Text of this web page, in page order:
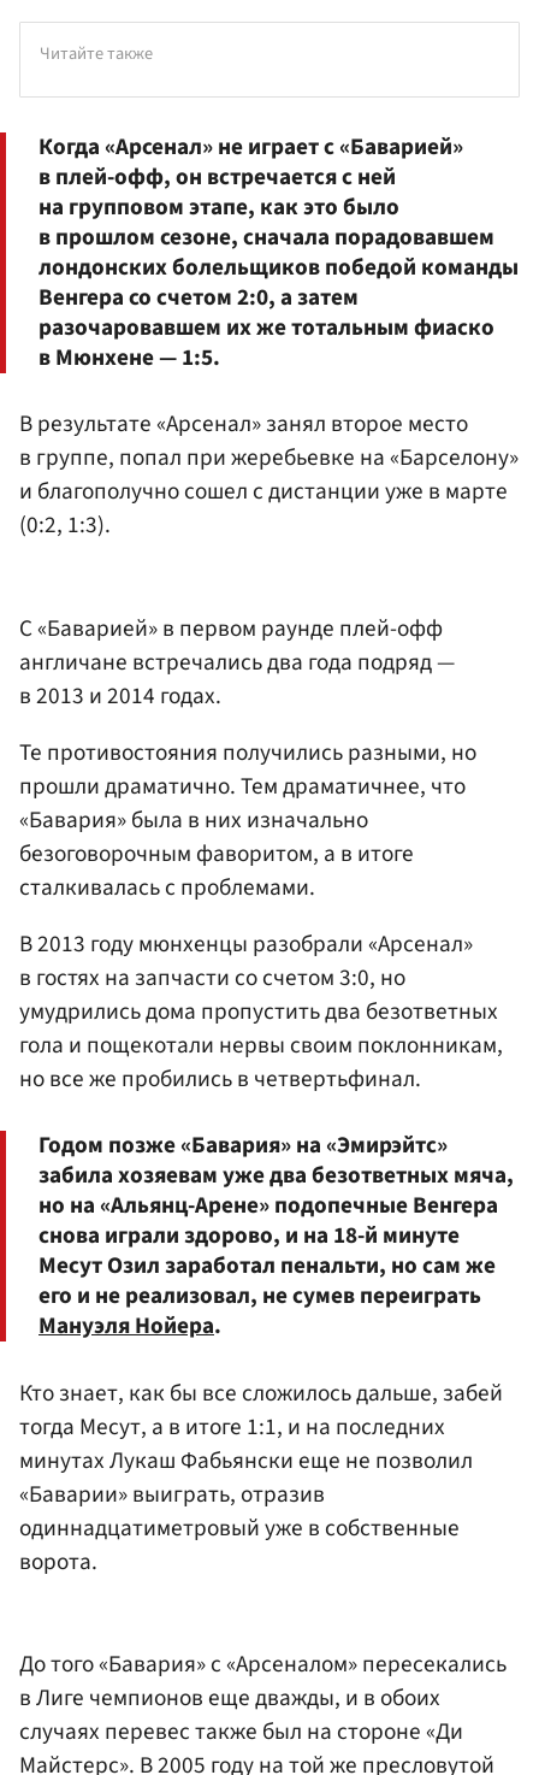
Читайте также
Когда «Арсенал» не играет с «Баварией»
в плей-офф, он встречается с ней
на групповом этапе, как это было
в прошлом сезоне, сначала порадовавшем
лондонских болельщиков победой команды
Венгера со счетом 2:0, а затем
разочаровавшем их же тотальным фиаско
в Мюнхене — 1:5.
В результате «Арсенал» занял второе место
в группе, попал при жеребьевке на «Барселону»
и благополучно сошел с дистанции уже в марте
(0:2, 1:3).
С «Баварией» в первом раунде плей-офф
англичане встречались два года подряд —
в 2013 и 2014 годах.
Те противостояния получились разными, но
прошли драматично. Тем драматичнее, что
«Бавария» была в них изначально
безоговорочным фаворитом, а в итоге
сталкивалась с проблемами.
В 2013 году мюнхенцы разобрали «Арсенал»
в гостях на запчасти со счетом 3:0, но
умудрились дома пропустить два безответных
гола и пощекотали нервы своим поклонникам,
но все же пробились в четвертьфинал.
Годом позже «Бавария» на «Эмирэйтс»
забила хозяевам уже два безответных мяча,
но на «Альянц-Арене» подопечные Венгера
снова играли здорово, и на 18-й минуте
Месут Озил заработал пенальти, но сам же
его и не реализовал, не сумев переиграть
Мануэля Нойера.
Кто знает, как бы все сложилось дальше, забей
тогда Месут, а в итоге 1:1, и на последних
минутах Лукаш Фабьянски еще не позволил
«Баварии» выиграть, отразив
одиннадцатиметровый уже в собственные
ворота.
До того «Бавария» с «Арсеналом» пересекались
в Лиге чемпионов еще дважды, и в обоих
случаях перевес также был на стороне «Ди
Майстерс». В 2005 году на той же пресловутой